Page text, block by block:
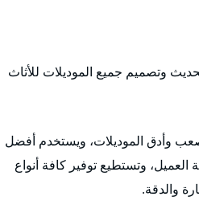
وتصميم جميع الموديلات للأثاث
وأدق الموديلات، ويستخدم أفضل
وتستطيع توفير كافة أنواع
والدقة.